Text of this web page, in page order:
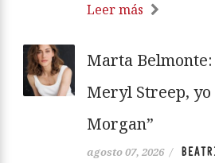
Leer más
Marta
Meryl Streep,
Morgan”
agosto 07, 2026 /